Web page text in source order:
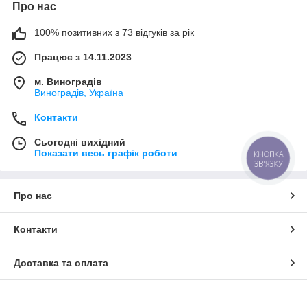
Про нас
100% позитивних з 73 відгуків за рік
Працює з 14.11.2023
м. Виноградів
Виноградів, Україна
Контакти
Сьогодні вихідний
Показати весь графік роботи
Про нас
Контакти
Доставка та оплата
КНОПКА
ЗВ'ЯЗКУ